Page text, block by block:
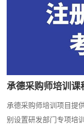
承德采购师培训课
承德采购师培训项目提
别设置研发部门专项培